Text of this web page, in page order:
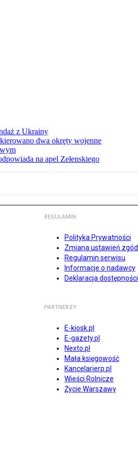
z Ukrainy
dwa okręty wojenne
na apel Zełenskiego
REGULAMIN
Polityka Prywatności
Zmiana ustawień zgód
Regulamin serwisu
Informacje o nadawcy
Deklaracja dostępności
PARTNERZY
E-kiosk.pl
E-gazety.pl
Nexto.pl
Mała księgowość
Kancelarierp.pl
Wieści Rolnicze
Życie Warszawy